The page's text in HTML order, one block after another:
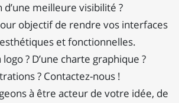
d’une meilleure visibilité ?
objectif de rendre vos interfaces
et fonctionnelles.
logo ? D’une charte graphique ?
? Contactez-nous !
à être acteur de votre idée, de